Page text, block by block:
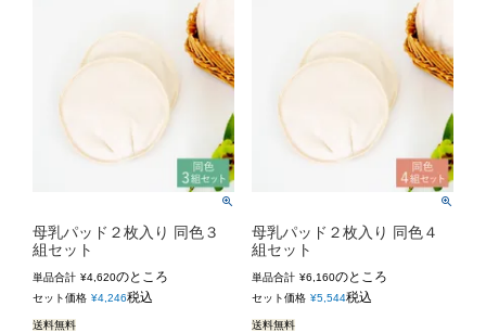
母乳パッド２枚入り 同色３
組セット
単品合計 ¥4,620のところ
セット価格 ¥4,246税込
送料無料
母乳パッド２枚入り 同色４
組セット
単品合計 ¥6,160のところ
セット価格 ¥5,544税込
送料無料